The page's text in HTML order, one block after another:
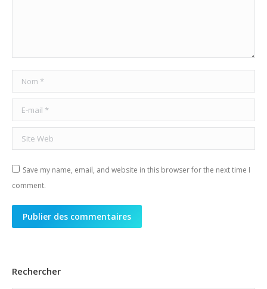
Nom *
E-mail *
Site Web
Save my name, email, and website in this browser for the next time I
comment.
Publier des commentaires
Rechercher